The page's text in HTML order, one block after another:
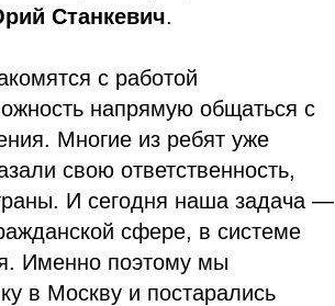
Станкевич.
с работой
напрямую общаться с
Многие из ребят уже
свою ответственность,
И сегодня наша задача —
сфере, в системе
Именно поэтому мы
в Москву и постарались